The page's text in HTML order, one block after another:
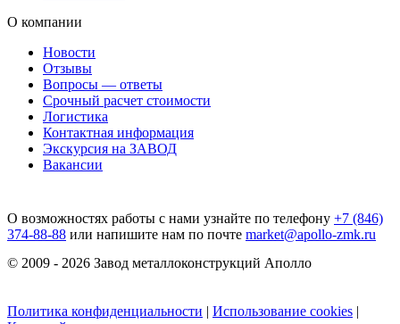
О компании
Новости
Отзывы
Вопросы — ответы
Срочный расчет стоимости
Логистика
Контактная информация
Экскурсия на ЗАВОД
Вакансии
О возможностях работы с нами узнайте по телефону +7 (846)
374-88-88 или напишите нам по почте market@apollo-zmk.ru
© 2009 - 2026 Завод металлоконструкций Аполло
Политика конфиденциальности | Использование cookies |